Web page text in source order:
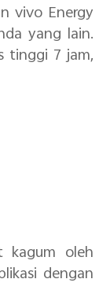
vivo Energy
yang lain.
tinggi 7 jam,
kagum oleh
dengan